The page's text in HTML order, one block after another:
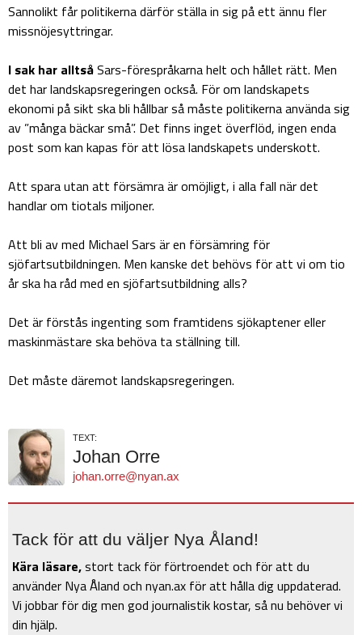
Sannolikt får politikerna därför ställa in sig på ett ännu fler
missnöjesyttringar.
I sak har alltsåSars-förespråkarna helt och hållet rätt. Men
det har landskapsregeringen också. För om landskapets
ekonomi på sikt ska bli hållbar så måste politikerna använda sig
av ”många bäckar små”. Det finns inget överflöd, ingen enda
post som kan kapas för att lösa landskapets underskott.
Att spara utan att försämra är omöjligt, i alla fall när det
handlar om tiotals miljoner.
Att bli av med Michael Sars är en försämring för
sjöfartsutbildningen. Men kanske det behövs för att vi om tio
år ska ha råd med en sjöfartsutbildning alls?
Det är förstås ingenting som framtidens sjökaptener eller
maskinmästare ska behöva ta ställning till.
Det måste däremot landskapsregeringen.
TEXT:
Johan Orre
johan.orre@nyan.ax
Tack för att du väljer Nya Åland!
Kära läsare,stort tack för förtroendet och för att du
använder Nya Åland och nyan.ax för att hålla dig uppdaterad.
Vi jobbar för dig men god journalistik kostar, så nu behöver vi
din hjälp.